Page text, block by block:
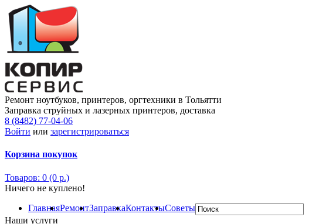
Ремонт ноутбуков, принтеров, оргтехники в Тольятти
Заправка струйных и лазерных принтеров, доставка
8 (8482) 77-04-06
Войти или зарегистрироваться
Корзина покупок
Товаров: 0 (0 р.)
Ничего не куплено!
ГлавнаяРемонтЗаправкаКонтактыСоветы
Наши услуги